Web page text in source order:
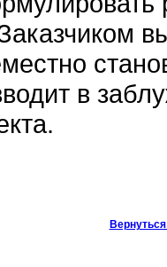
в